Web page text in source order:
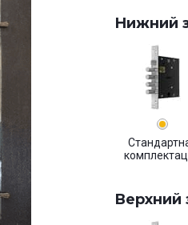
Нижний
Верхний